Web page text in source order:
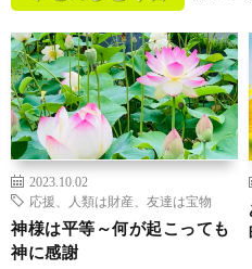
2023.10.02
応援、人類は財産、友達は宝物
神様は平等～何が起こっても
神に感謝